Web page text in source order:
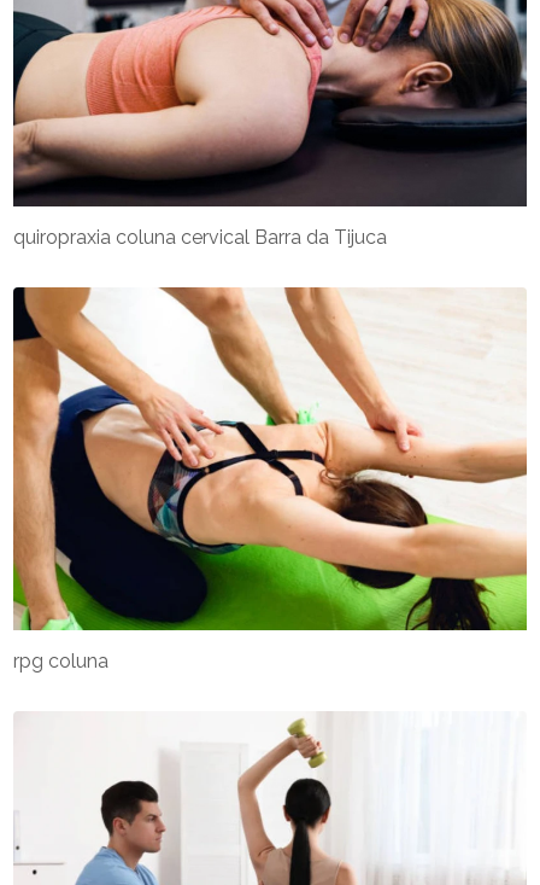
rpg coluna
quiropraxia coluna cervical Barra da Tijuca